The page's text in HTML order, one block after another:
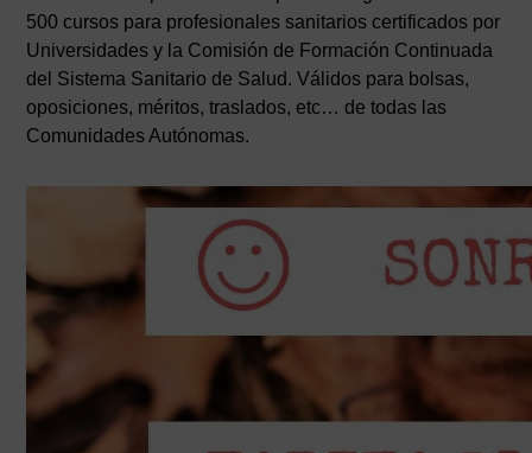
500 cursos para profesionales sanitarios certificados por
Universidades y la Comisión de Formación Continuada
del Sistema Sanitario de Salud. Válidos para bolsas,
oposiciones, méritos, traslados, etc… de todas las
Comunidades Autónomas.